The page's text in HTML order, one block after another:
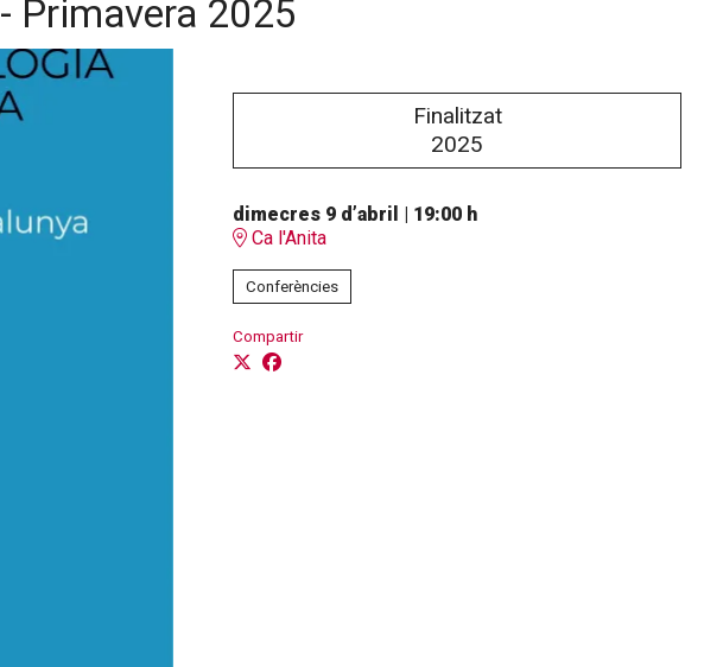
Primavera 2025
Finalitzat
2025
dimecres 9 d’abril
19:00 h
Ca l'Anita
Conferències
Compartir